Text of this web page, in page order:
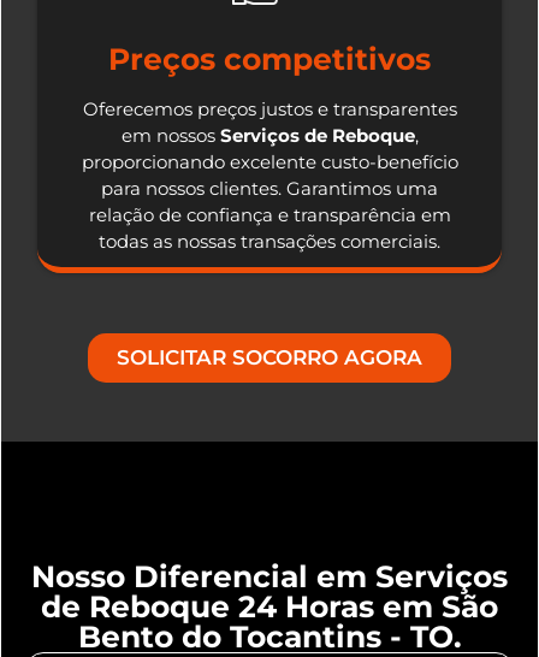
Preços competitivos
Oferecemos preços justos e transparentes
em nossos Serviços de Reboque,
proporcionando excelente custo-benefício
para nossos clientes. Garantimos uma
relação de confiança e transparência em
todas as nossas transações comerciais.
SOLICITAR SOCORRO AGORA
Nosso Diferencial em Serviços
de Reboque 24 Horas em São
Bento do Tocantins - TO.